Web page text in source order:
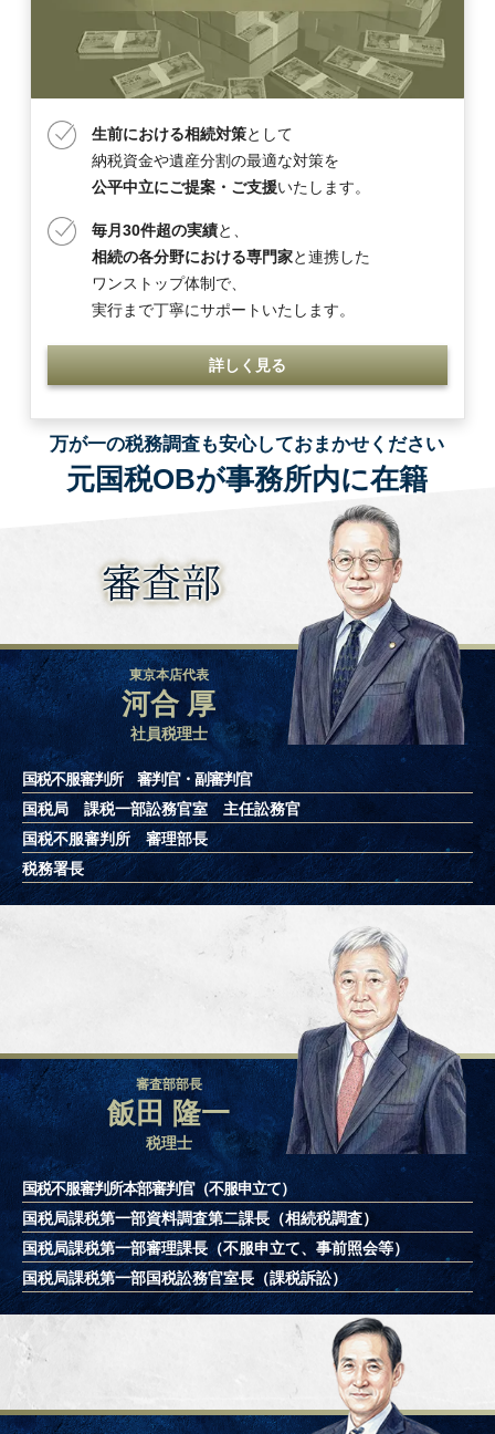
生前における相続対策として
納税資金や遺産分割の最適な対策を
公平中立にご提案・ご支援いたします。
毎月30件超の実績と、
相続の各分野における専門家と連携した
ワンストップ体制で、
実行まで丁寧にサポートいたします。
詳しく見る
万が一の税務調査も安心しておまかせください
元国税OBが事務所内に在籍
審査部
東京本店代表
河合 厚
社員税理士
国税不服審判所 審判官・副審判官
国税局 課税一部訟務官室 主任訟務官
国税不服審判所 審理部長
税務署長
審査部部長
飯田 隆一
税理士
国税不服審判所本部審判官（不服申立て）
国税局課税第一部資料調査第二課長（相続税調査）
国税局課税第一部審理課長（不服申立て、事前照会等）
国税局課税第一部国税訟務官室長（課税訴訟）